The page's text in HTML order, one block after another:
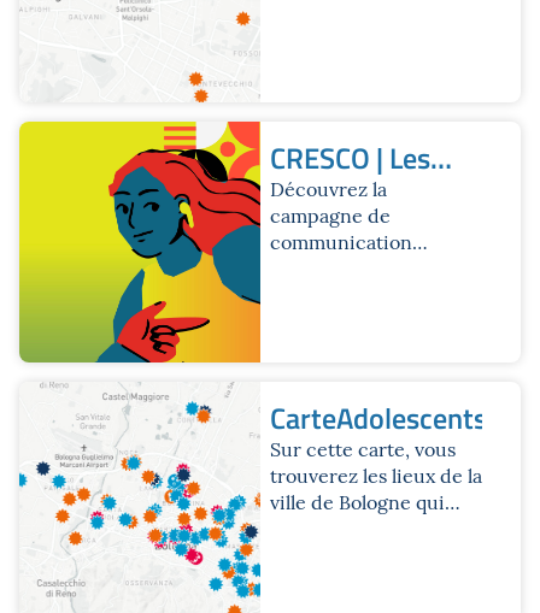
CRESCO | Les
affiches
Découvrez la
campagne de
communication
CarteAdolescents
Sur cette carte, vous
trouverez les lieux de la
ville de Bologne qui